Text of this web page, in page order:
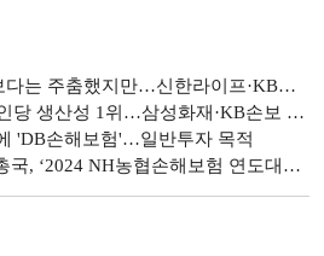
이프·KB손해보험·KB라이프 등 금융지주계 보험사 순익 선방 外
삼성화재·KB손보 각축 [금융권 생산성 랭킹-손해보험]
'DB손해보험'…일반투자 목적
NH농협손해보험 연도대상’ 시상식 개최